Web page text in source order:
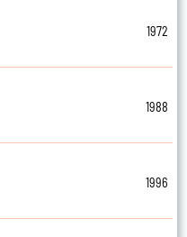
1972
1988
1996